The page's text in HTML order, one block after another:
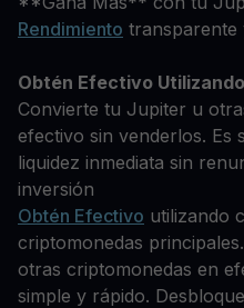
Rendimiento transparente
Obtén Efectivo
Convierte tu Jupiter u
efectivo sin venderlos. Es
liquidez inmediata sin
inversión
Obtén Efectivo utilizando
criptomonedas
otras criptomonedas en
simple y rápido.